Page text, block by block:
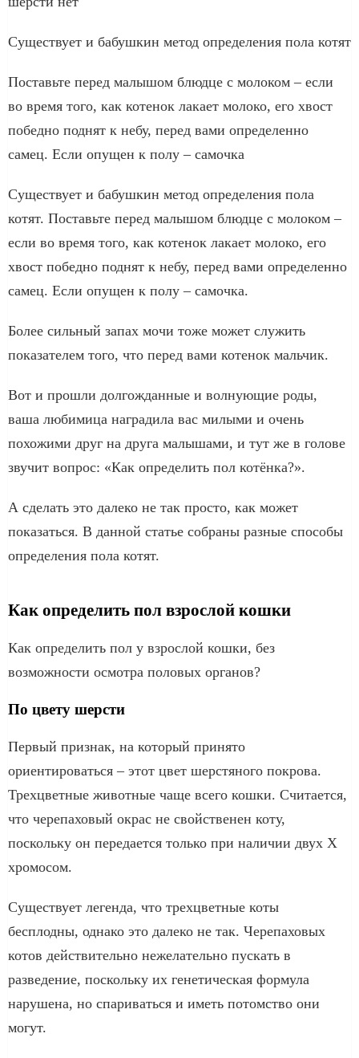
Существует и бабушкин метод определения пола котят
Поставьте перед малышом блюдце с молоком – если
во время того, как котенок лакает молоко, его хвост
победно поднят к небу, перед вами определенно
самец. Если опущен к полу – самочка
Существует и бабушкин метод определения пола
котят. Поставьте перед малышом блюдце с молоком –
если во время того, как котенок лакает молоко, его
хвост победно поднят к небу, перед вами определенно
самец. Если опущен к полу – самочка.
Более сильный запах мочи тоже может служить
показателем того, что перед вами котенок мальчик.
Вот и прошли долгожданные и волнующие роды,
ваша любимица наградила вас милыми и очень
похожими друг на друга малышами, и тут же в голове
звучит вопрос: «Как определить пол котёнка?».
А сделать это далеко не так просто, как может
показаться. В данной статье собраны разные способы
определения пола котят.
Как определить пол взрослой кошки
Как определить пол у взрослой кошки, без
возможности осмотра половых органов?
По цвету шерсти
Первый признак, на который принято
ориентироваться – этот цвет шерстяного покрова.
Трехцветные животные чаще всего кошки. Считается,
что черепаховый окрас не свойственен коту,
поскольку он передается только при наличии двух X
хромосом.
Существует легенда, что трехцветные коты
бесплодны, однако это далеко не так. Черепаховых
котов действительно нежелательно пускать в
разведение, поскольку их генетическая формула
нарушена, но спариваться и иметь потомство они
могут.